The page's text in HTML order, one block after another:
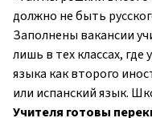
должно не быть
Заполнены вакансии
лишь в тех классах,
языка как второго
или испанский язык.
Учителя готовы